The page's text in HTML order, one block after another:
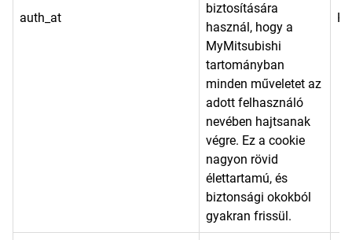
auth_at
biztosítására
használ, hogy a
MyMitsubishi
tartományban
minden műveletet az
adott felhasználó
nevében hajtsanak
végre. Ez a cookie
nagyon rövid
élettartamú, és
biztonsági okokból
gyakran frissül.